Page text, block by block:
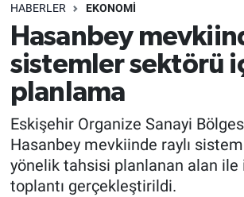
HABERLER EKONOMI
Hasanbey
sistemler sektörü
planlama
Eskişehir Organize Sanayi
Hasanbey mevkiinde raylı
yönelik tahsisi planlanan alan
toplantı gerçekleştirildi.
Gündem
Türkiye
Dünya
Sağlık
Alış-Veriş/İş dünyası
Eskişehirspor Arşivi
Eskişehir Arşivi
Röportaj
Ekonomi
Kültür Sanat
Süper Lig Puan Durumu ve
Tüm Manşetler
Son Dakika Haberleri
Haber Arşivi